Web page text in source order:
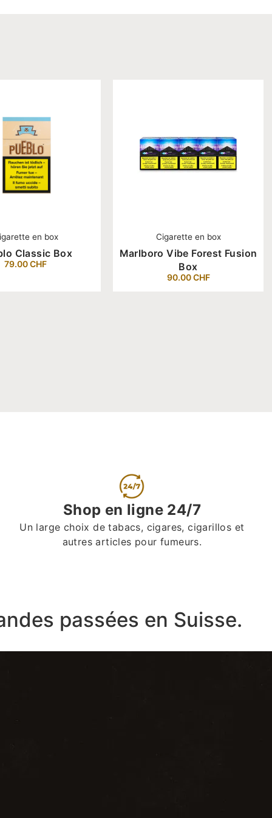
en box
Classic Box
79.00CHF
Cigarette en box
Marlboro Vibe Forest Fusion
Box
90.00CHF
Shop en ligne 24/7
Un large choix de tabacs, cigares, cigarillos et
autres articles pour fumeurs.
passées en Suisse.